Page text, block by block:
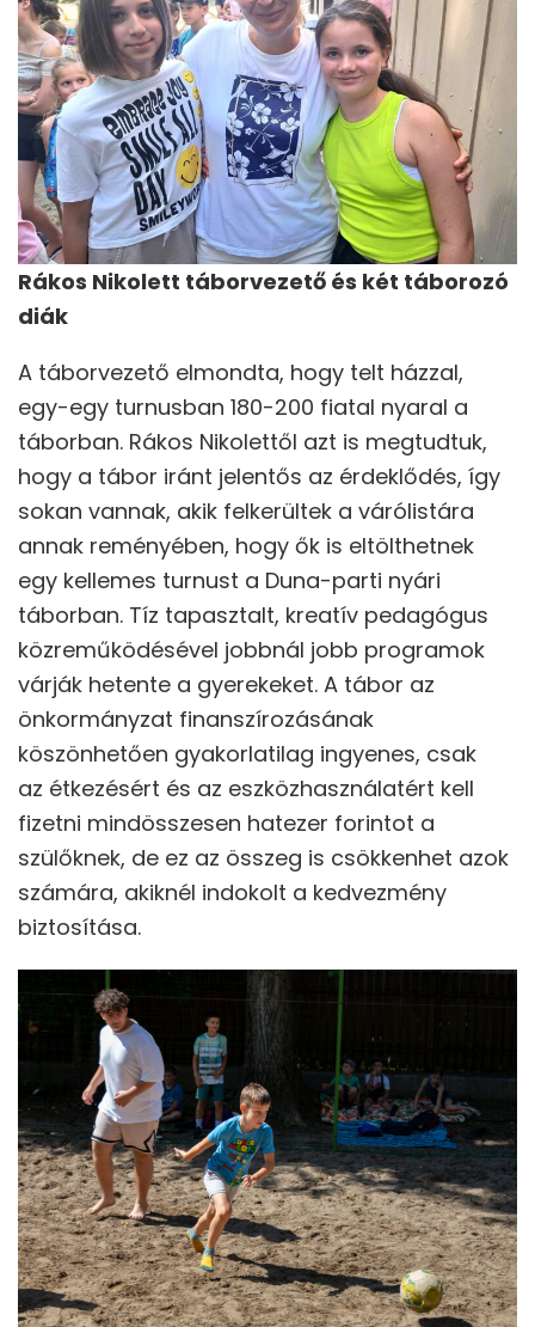
Rákos Nikolett táborvezető és két táborozó
diák
A táborvezető elmondta, hogy telt házzal,
egy-egy turnusban 180-200 fiatal nyaral a
táborban. Rákos Nikolettől azt is megtudtuk,
hogy a tábor iránt jelentős az érdeklődés, így
sokan vannak, akik felkerültek a várólistára
annak reményében, hogy ők is eltölthetnek
egy kellemes turnust a Duna-parti nyári
táborban. Tíz tapasztalt, kreatív pedagógus
közreműködésével jobbnál jobb programok
várják hetente a gyerekeket. A tábor az
önkormányzat finanszírozásának
köszönhetően gyakorlatilag ingyenes, csak
az étkezésért és az eszközhasználatért kell
fizetni mindösszesen hatezer forintot a
szülőknek, de ez az összeg is csökkenhet azok
számára, akiknél indokolt a kedvezmény
biztosítása.